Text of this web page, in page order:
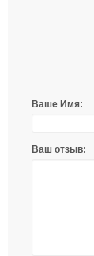
Ваше Имя:
Ваш отзыв: